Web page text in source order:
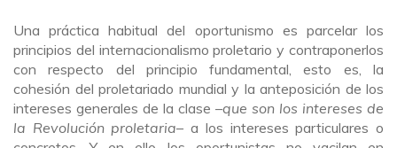
Una práctica habitual del oportunismo es parcelar los
principios del internacionalismo proletario y contraponerlos
con respecto del principio fundamental, esto es, la
cohesión del proletariado mundial y la anteposición de los
intereses generales de la clase –que son los intereses de
la Revolución proletaria– a los intereses particulares o